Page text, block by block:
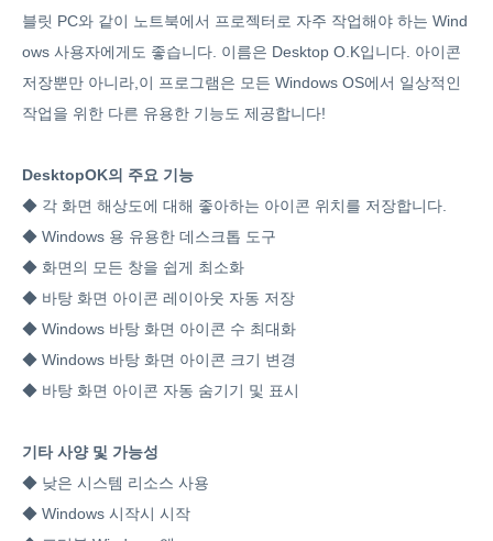
블릿 PC와 같이 노트북에서 프로젝터로 자주 작업해야 하는 Wind
ows 사용자에게도 좋습니다. 이름은 Desktop O.K입니다. 아이콘
저장뿐만 아니라,이 프로그램은 모든 Windows OS에서 일상적인
작업을 위한 다른 유용한 기능도 제공합니다!
DesktopOK의 주요 기능
◆ 각 화면 해상도에 대해 좋아하는 아이콘 위치를 저장합니다.
◆ Windows 용 유용한 데스크톱 도구
◆ 화면의 모든 창을 쉽게 최소화
◆ 바탕 화면 아이콘 레이아웃 자동 저장
◆ Windows 바탕 화면 아이콘 수 최대화
◆ Windows 바탕 화면 아이콘 크기 변경
◆ 바탕 화면 아이콘 자동 숨기기 및 표시
기타 사양 및 가능성
◆ 낮은 시스템 리소스 사용
◆ Windows 시작시 시작